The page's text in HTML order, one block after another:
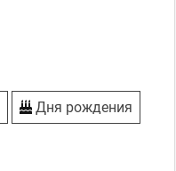
Дня рождения